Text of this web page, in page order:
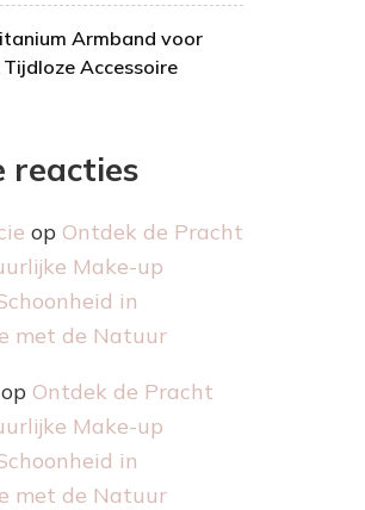
Armband voor
Tijdloze Accessoire
reacties
op Ontdek de Pracht
Make-up
in
met de Natuur
op Ontdek de Pracht
Make-up
in
met de Natuur